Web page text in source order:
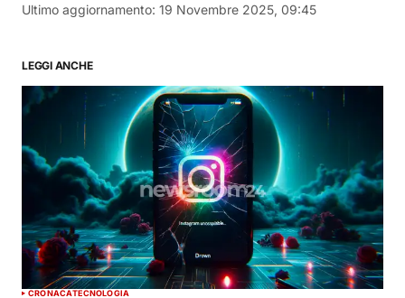
Ultimo aggiornamento: 19 Novembre 2025, 09:45
LEGGI ANCHE
CRONACATECNOLOGIA